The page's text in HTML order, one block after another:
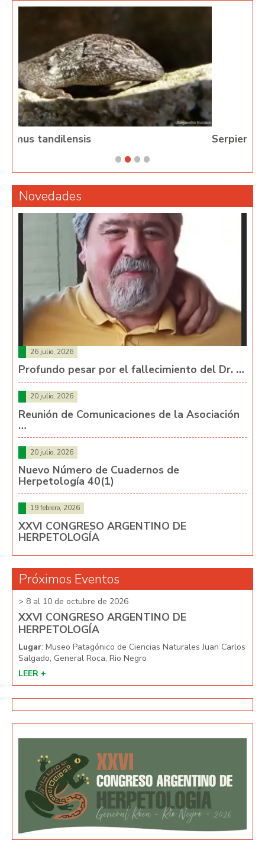
Serpientes de Argentina
Novedades
26 julio, 2026
Profundo pesar por el fallecimiento del Dr. …
20 julio, 2026
Reunión de Comunicaciones de la Asociación
…
20 julio, 2026
Nuevo Número de Cuadernos de
Herpetología 40(1)
19 febrero, 2026
XXVI CONGRESO ARGENTINO DE
HERPETOLOGÍA
Próximos Eventos
> 8 al 10 de octubre de 2026
XXVI CONGRESO ARGENTINO DE
HERPETOLOGÍA
Lugar: Museo Patagónico de Ciencias Naturales Juan Carlos
Salgado, General Roca, Rio Negro
LEER +